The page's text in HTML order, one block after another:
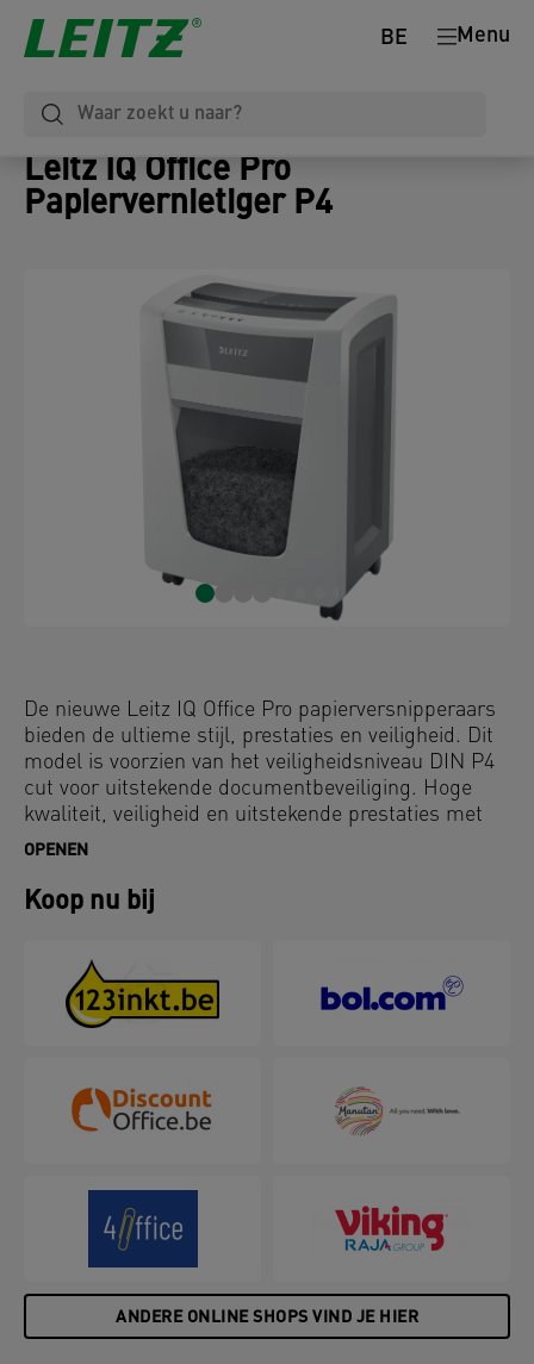
Menu
BE
Leitz IQ Office Pro
Papiervernietiger P4
De nieuwe Leitz IQ Office Pro papierversnipperaars
bieden de ultieme stijl, prestaties en veiligheid. Dit
model is voorzien van het veiligheidsniveau DIN P4
cut voor uitstekende documentbeveiliging. Hoge
kwaliteit, veiligheid en uitstekende prestaties met
deze anti-vastlopende, stille en langdurig werkende
cut snippers in de ruime opvangbak van 30L en met
eenvoudige tiptoetsbediening. Langdurige
OPENEN
Koop nu bij
ANDERE ONLINE SHOPS VIND JE HIER